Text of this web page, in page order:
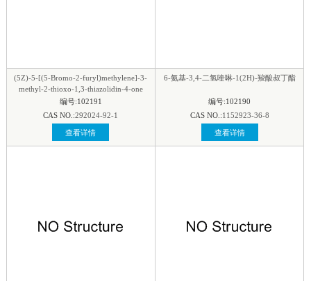
(5Z)-5-[(5-Bromo-2-furyl)methylene]-3-
methyl-2-thioxo-1,3-thiazolidin-4-one
编号:102191
CAS NO.:292024-92-1
查看详情
6-氨基-3,4-二氢喹啉-1(2H)-羧酸叔丁酯
编号:102190
CAS NO.:1152923-36-8
查看详情